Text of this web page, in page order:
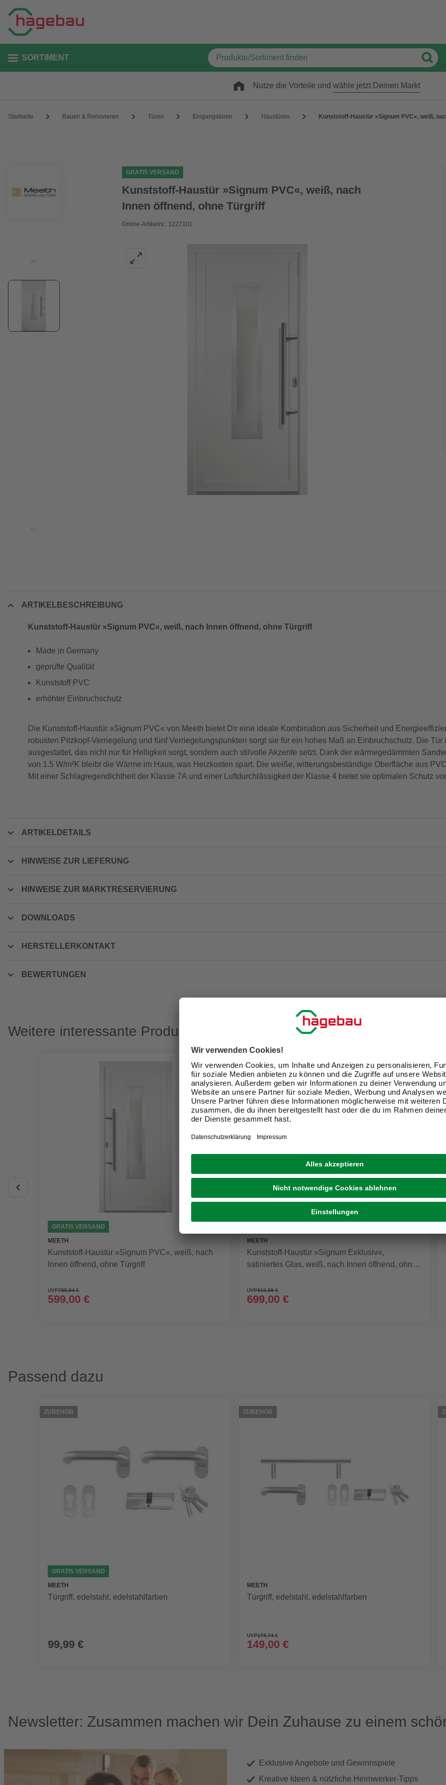
SORTIMENT
Nutze die Vorteile und wähle jetzt Deinen Markt
Startseite Bauen & Renovieren Türen Eingangstüren Haustüren Kunststoff-Haustür »Signum PVC«, weiß,
GRATIS VERSAND
Kunststoff-Haustür »Signum PVC«, weiß, nach
Innen öffnend, ohne Türgriff
Online-Artikelnr.: 1227101
ARTIKELBESCHREIBUNG
Kunststoff-Haustür »Signum PVC«, weiß, nach Innen öffnend, ohne Türgriff
Made in Germany
geprüfte Qualität
Kunststoff PVC
erhöhter Einbruchschutz
Die Kunststoff-Haustür »Signum PVC« von Meeth bietet Dir eine ideale Kombination aus Sicherheit und
robusten Pilzkopf-Verriegelung und fünf Verriegelungspunkten sorgt sie für ein hohes Maß an Einbruchschutz. Die Tür
ausgestattet, das nicht nur für Helligkeit sorgt, sondern auch stilvolle Akzente setzt. Dank der wärmegedämmten
von 1.5 W/m²K bleibt die Wärme im Haus, was Heizkosten spart. Die weiße, witterungsbeständige Oberfläche aus
Mit einer Schlagregendichtheit der Klasse 7A und einer Luftdurchlässigkeit der Klasse 4 bietet sie optimalen Schutz
ARTIKELDETAILS
HINWEISE ZUR LIEFERUNG
HINWEISE ZUR MARKTRESERVIERUNG
DOWNLOADS
HERSTELLERKONTAKT
BEWERTUNGEN
Weitere interessante Produkte
GRATIS VERSAND
MEETH
Kunststoff-Haustür »Signum PVC«, weiß, nach
Innen öffnend, ohne Türgriff
UVP785,94 €
599,00 €
MEETH
Kunststoff-Haustür »Signum Exklusiv«,
satiniertes Glas, weiß, nach Innen öffnend, ohne
UVP910,89 €
699,00 €
Passend dazu
ZUBEHÖR
GRATIS VERSAND
MEETH
Türgriff, edelstahl, edelstahlfarben
99,99 €
ZUBEHÖR
MEETH
Türgriff, edelstahl, edelstahlfarben
UVP173,74 €
149,00 €
Newsletter: Zusammen machen wir Dein Zuhause zu einem
Exklusive Angebote und Gewinnspiele
Kreative Ideen & nützliche Heimwerker-Tipps